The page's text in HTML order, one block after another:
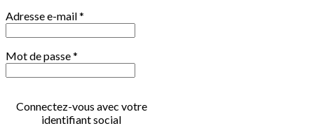
Adresse e-mail*
Mot de passe*
Connectez-vous avec votre
identifiant social